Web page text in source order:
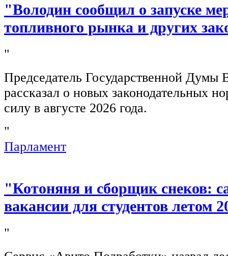
"Володин сообщил о запуске
топливного рынка и других
"
Председатель Государственной Думы
рассказал о новых законодательных
силу в августе 2026 года.
"
Парламент
"Котоняня и сборщик снеков:
вакансии для студентов летом
"